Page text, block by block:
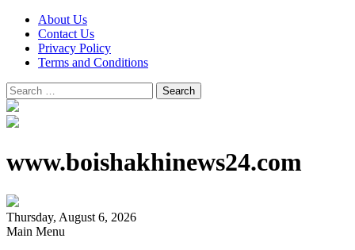
About Us
Contact Us
Privacy Policy
Terms and Conditions
Search
for:
www.boishakhinews24.com
Thursday, August 6, 2026
Main Menu